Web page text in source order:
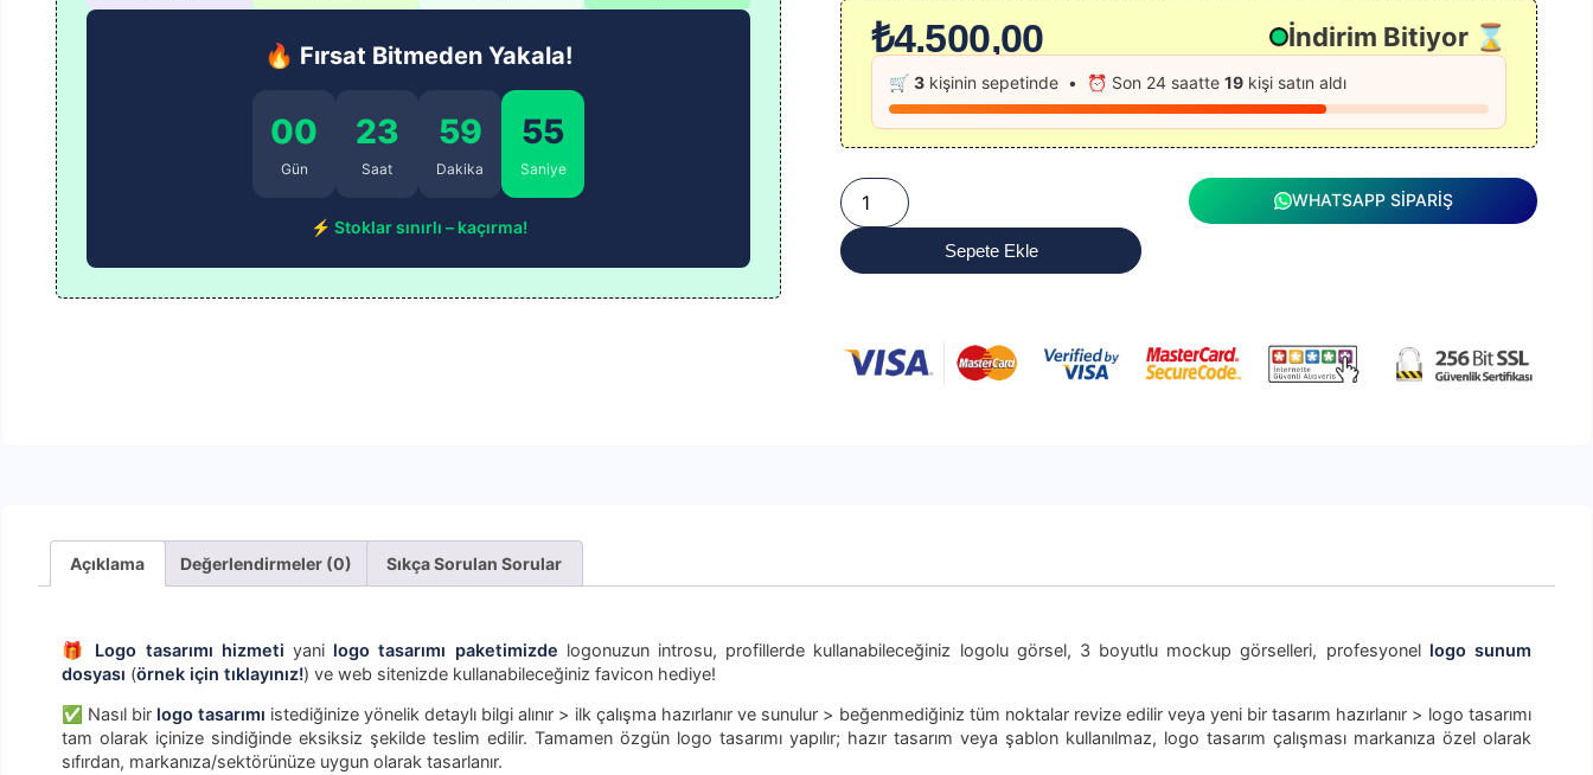
🔥 Fırsat Bitmeden Yakala!
00
Gün
23
Saat
59
Dakika
54
Saniye
⚡ Stoklar sınırlı – kaçırma!
₺4.500,00 İndirim Bitiyor ⌛
🛒3 kişinin sepetinde • ⏰ Son 24 saatte19 kişi satın aldı
Sepete Ekle
WHATSAPP SİPARİŞ
Açıklama Değerlendirmeler (0) Sıkça Sorulan Sorular
🎁 Logo tasarımı hizmeti yani logo tasarımı paketimizde logonuzun introsu, profillerde kullanabileceğiniz logolu görsel, 3 boyutlu mockup görselleri, profesyonel logo sunum
dosyası (örnek için tıklayınız!) ve web sitenizde kullanabileceğiniz favicon hediye!
✅ Nasıl bir logo tasarımı istediğinize yönelik detaylı bilgi alınır > ilk çalışma hazırlanır ve sunulur > beğenmediğiniz tüm noktalar revize edilir veya yeni bir tasarım hazırlanır > logo tasarımı
tam olarak içinize sindiğinde eksiksiz şekilde teslim edilir. Tamamen özgün logo tasarımı yapılır; hazır tasarım veya şablon kullanılmaz, logo tasarım çalışması markanıza özel olarak
sıfırdan, markanıza/sektörünüze uygun olarak tasarlanır.